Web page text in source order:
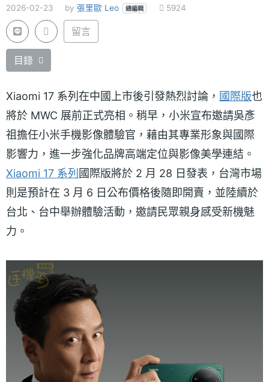
2026-02-23 by 張里歐 Leo 總編輯 5924
留言
目錄
Xiaomi 17 系列在中國上市後引發熱烈討論， 國際版也
將於 MWC 展前正式亮相。稍早，小米宣布邀請吳彥
祖擔任小米手機影像體驗官，藉由其專業形象與國際
影響力，進一步強化品牌高端定位與影像美學連結。
Xiaomi 17 系列 國際版將於 2 月 28 日發表，台灣市場
則是預計在 3 月 6 日公布價格後隨即開賣，並陸續於
台北、台中舉辦體驗活動，邀請民眾親身感受新機魅
力。